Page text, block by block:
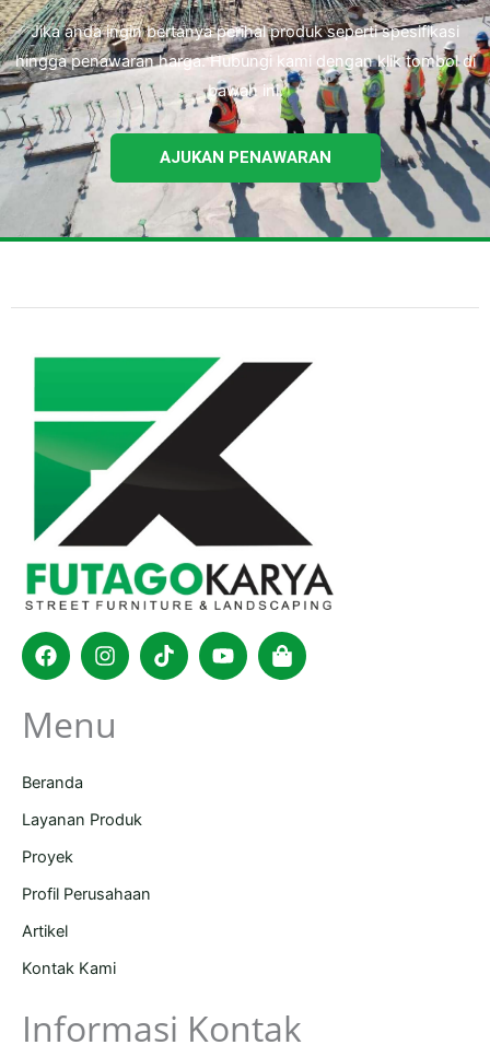
Jika anda ingin bertanya perihal produk seperti spesifikasi
hingga penawaran harga. Hubungi kami dengan klik tombol di
bawah ini.
AJUKAN PENAWARAN
FacebookInstagram
TiktokYoutubeShopping-
bag
Menu
Beranda
Layanan Produk
Proyek
Profil Perusahaan
Artikel
Kontak Kami
Informasi Kontak